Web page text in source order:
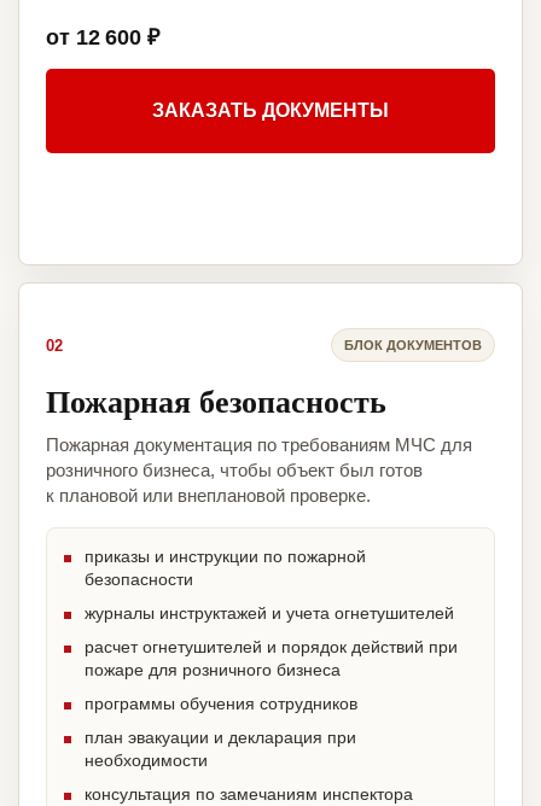
от 12 600 ₽
ЗАКАЗАТЬ ДОКУМЕНТЫ
02 БЛОК ДОКУМЕНТОВ
Пожарная безопасность
Пожарная документация по требованиям МЧС для
розничного бизнеса, чтобы объект был готов
к плановой или внеплановой проверке.
приказы и инструкции по пожарной
безопасности
журналы инструктажей и учета огнетушителей
расчет огнетушителей и порядок действий при
пожаре для розничного бизнеса
программы обучения сотрудников
план эвакуации и декларация при
необходимости
консультация по замечаниям инспектора